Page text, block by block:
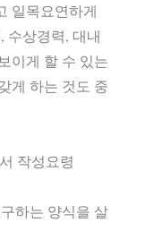
일목요연하게
수상경력, 대내
이게 할 수 있는
게 하는 것도 중
작성요령
하는 양식을 살